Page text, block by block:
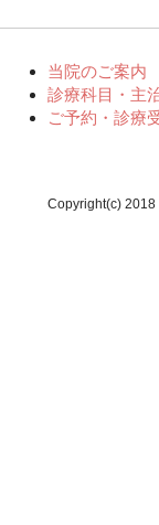
当院のご案内
診療科目・主
ご予約・診療
Copyright(c)